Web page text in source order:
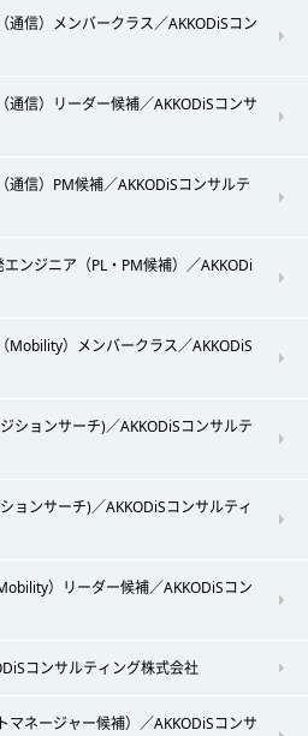
通信）メンバークラス／AKKODiSコン
通信）リーダー候補／AKKODiSコンサ
通信）PM候補／AKKODiSコンサルテ
ンジニア（PL・PM候補）／AKKODi
Mobility）メンバークラス／AKKODiS
ションサーチ)／AKKODiSコンサルテ
ョンサーチ)／AKKODiSコンサルティ
）リーダー候補／AKKODiSコン
コンサルティング株式会社
マネージャー候補）／AKKODiSコンサ